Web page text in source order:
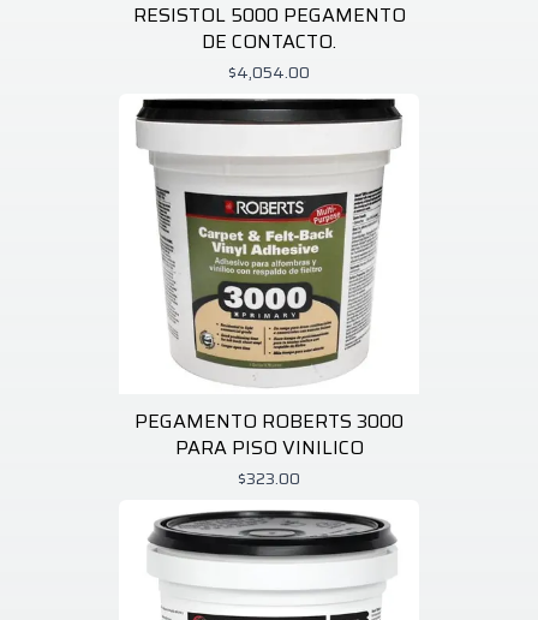
RESISTOL 5000 PEGAMENTO
DE CONTACTO.
$4,054.00
PEGAMENTO ROBERTS 3000
PARA PISO VINILICO
$323.00